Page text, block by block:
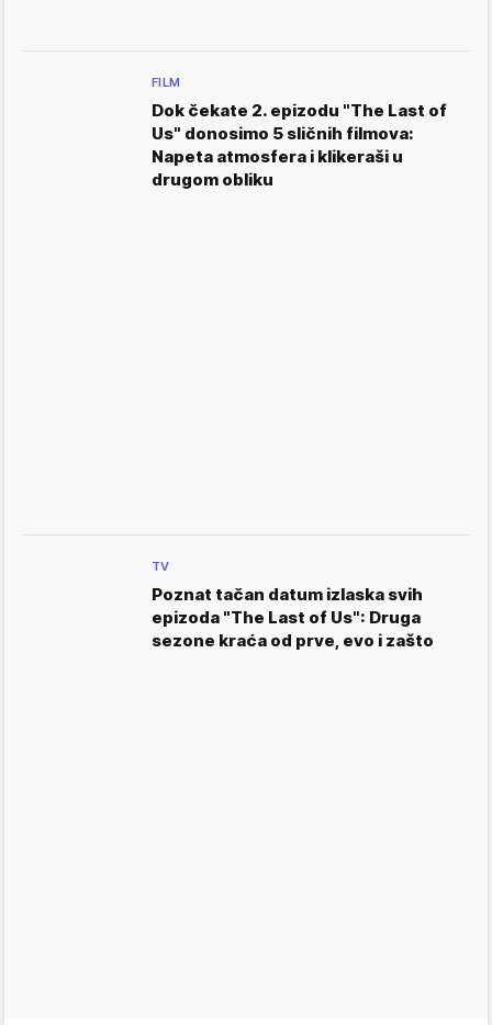
FILM
Dok čekate 2. epizodu "The Last of
Us" donosimo 5 sličnih filmova:
Napeta atmosfera i klikeraši u
drugom obliku
TV
Poznat tačan datum izlaska svih
epizoda "The Last of Us": Druga
sezone kraća od prve, evo i zašto